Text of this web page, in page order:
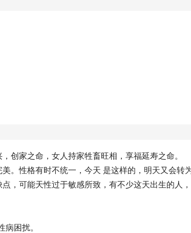
创家之命，女人持家牲畜旺相，享福延寿之命。
。性格有时不统一，今天 是这样的，明天又会转
，可能天性过于敏感所致，有不少这天出生的人
困扰。